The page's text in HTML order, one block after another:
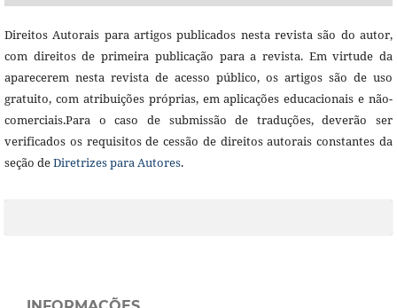
Direitos Autorais para artigos publicados nesta revista são do autor,
com direitos de primeira publicação para a revista. Em virtude da
aparecerem nesta revista de acesso público, os artigos são de uso
gratuito, com atribuições próprias, em aplicações educacionais e não-
comerciais.Para o caso de submissão de traduções, deverão ser
verificados os requisitos de cessão de direitos autorais constantes da
seção deDiretrizes para Autores.